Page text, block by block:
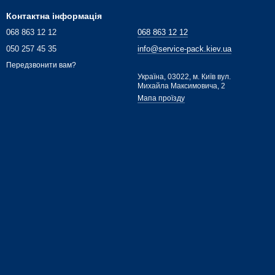
Контактна інформація
068 863 12 12
050 257 45 35
Передзвонити вам?
068 863 12 12
info@service-pack.kiev.ua
Україна, 03022, м. Київ вул.
Михайла Максимовича, 2
Мапа проїзду